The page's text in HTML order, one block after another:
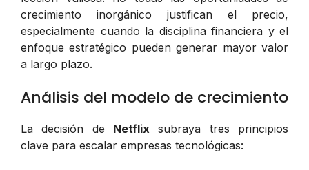
crecimiento inorgánico justifican el precio,
especialmente cuando la disciplina financiera y el
enfoque estratégico pueden generar mayor valor
a largo plazo.
Análisis del modelo de crecimiento
La decisión de Netflix subraya tres principios
clave para escalar empresas tecnológicas: